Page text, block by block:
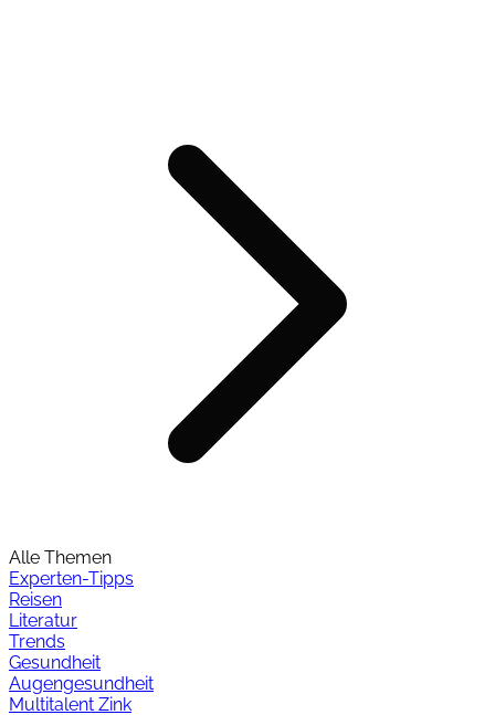
Alle Themen
Experten-Tipps
Reisen
Literatur
Trends
Gesundheit
Augengesundheit
Multitalent Zink